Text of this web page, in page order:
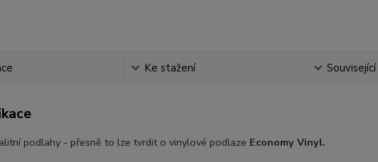
Ke stažení
podlahy - přesně to lze tvrdit o vinylové podlaze Economy Vinyl.